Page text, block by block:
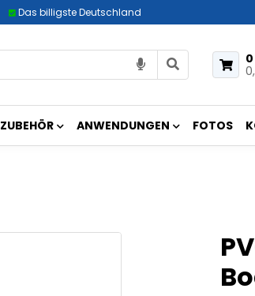
Das billigste Deutschland
0
ZUBEHÖR ANWENDUNGEN FOTOS